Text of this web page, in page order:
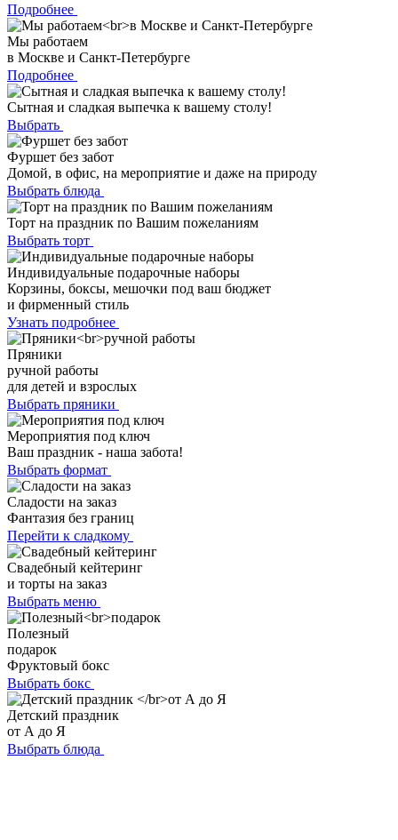
Подробнее
Мы работаем
в Москве и Санкт-Петербурге
Подробнее
Сытная и сладкая выпечка к вашему столу!
Выбрать
Фуршет без забот
Домой, в офис, на мероприятие и даже на природу
Выбрать блюда
Торт на праздник по Вашим пожеланиям
Выбрать торт
Индивидуальные подарочные наборы
Корзины, боксы, мешочки под ваш бюджет
и фирменный стиль
Узнать подробнее
Пряники
ручной работы
для детей и взрослых
Выбрать пряники
Мероприятия под ключ
Ваш праздник - наша забота!
Выбрать формат
Сладости на заказ
Фантазия без границ
Перейти к сладкому
Свадебный кейтеринг
и торты на заказ
Выбрать меню
Полезный
подарок
Фруктовый бокс
Выбрать бокс
Детский праздник
от А до Я
Выбрать блюда